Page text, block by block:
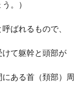
。）
ばれるもので、
けて躯幹と頭部が
ある首（頚部）